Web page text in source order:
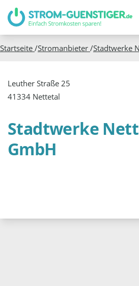
Startseite /Stromanbieter /Stadtwerke
Stadtwerke
GmbH
Leuther Straße 25
41334 Nettetal